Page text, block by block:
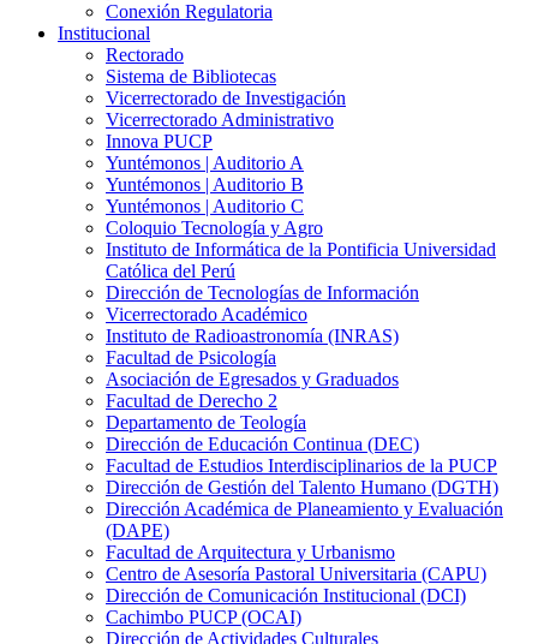
Conexión Regulatoria
Institucional
Rectorado
Sistema de Bibliotecas
Vicerrectorado de Investigación
Vicerrectorado Administrativo
Innova PUCP
Yuntémonos | Auditorio A
Yuntémonos | Auditorio B
Yuntémonos | Auditorio C
Coloquio Tecnología y Agro
Instituto de Informática de la Pontificia Universidad
Católica del Perú
Dirección de Tecnologías de Información
Vicerrectorado Académico
Instituto de Radioastronomía (INRAS)
Facultad de Psicología
Asociación de Egresados y Graduados
Facultad de Derecho 2
Departamento de Teología
Dirección de Educación Continua (DEC)
Facultad de Estudios Interdisciplinarios de la PUCP
Dirección de Gestión del Talento Humano (DGTH)
Dirección Académica de Planeamiento y Evaluación
(DAPE)
Facultad de Arquitectura y Urbanismo
Centro de Asesoría Pastoral Universitaria (CAPU)
Dirección de Comunicación Institucional (DCI)
Cachimbo PUCP (OCAI)
Dirección de Actividades Culturales